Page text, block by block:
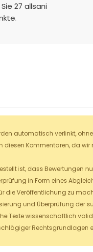
Sie27 allsani
automatisch verlinkt,
Kommentaren, da wir
ist, dass Bewertungen
in Form eines
die Veröffentlichung zu
und Überprüfung der
Texte wissenschaftlich
Rechtsgrundlagen